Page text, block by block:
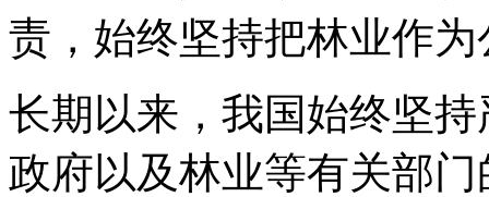
责，始终坚持把林业作
长期以来，我国始终坚
政府以及林业等有关部